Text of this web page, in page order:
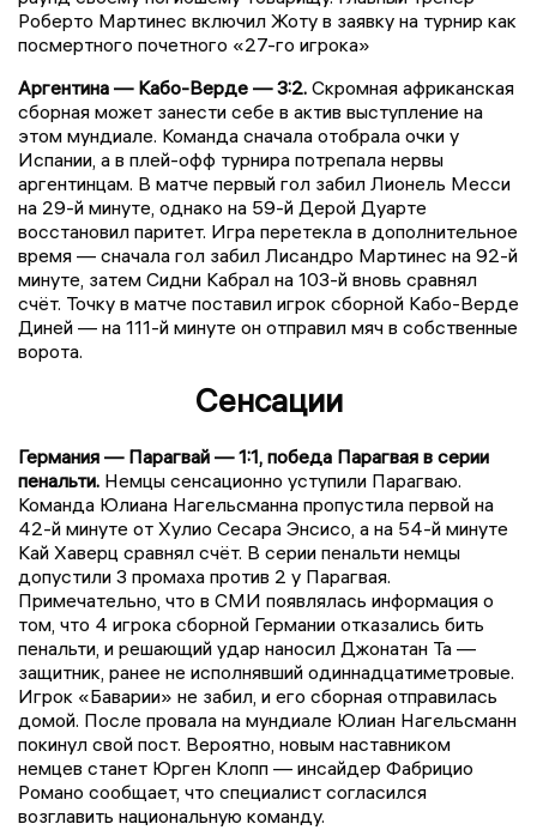
Роберто Мартинес включил Жоту в заявку на турнир как
посмертного почетного «27-го игрока»
Аргентина — Кабо-Верде — 3:2. Скромная африканская
сборная может занести себе в актив выступление на
этом мундиале. Команда сначала отобрала очки у
Испании, а в плей-офф турнира потрепала нервы
аргентинцам. В матче первый гол забил Лионель Месси
на 29-й минуте, однако на 59-й Дерой Дуарте
восстановил паритет. Игра перетекла в дополнительное
время — сначала гол забил Лисандро Мартинес на 92-й
минуте, затем Сидни Кабрал на 103-й вновь сравнял
счёт. Точку в матче поставил игрок сборной Кабо-Верде
Диней — на 111-й минуте он отправил мяч в собственные
ворота.
Сенсации
Германия — Парагвай — 1:1, победа Парагвая в серии
пенальти. Немцы сенсационно уступили Парагваю.
Команда Юлиана Нагельсманна пропустила первой на
42-й минуте от Хулио Сесара Энсисо, а на 54-й минуте
Кай Хаверц сравнял счёт. В серии пенальти немцы
допустили 3 промаха против 2 у Парагвая.
Примечательно, что в СМИ появлялась информация о
том, что 4 игрока сборной Германии отказались бить
пенальти, и решающий удар наносил Джонатан Та —
защитник, ранее не исполнявший одиннадцатиметровые.
Игрок «Баварии» не забил, и его сборная отправилась
домой. После провала на мундиале Юлиан Нагельсманн
покинул свой пост. Вероятно, новым наставником
немцев станет Юрген Клопп — инсайдер Фабрицио
Романо сообщает, что специалист согласился
возглавить национальную команду.